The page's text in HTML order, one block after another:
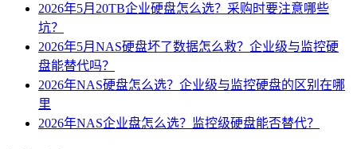
2026年5月20TB企业硬盘怎么选？采购时要注意哪些
坑？
2026年5月NAS硬盘坏了数据怎么救？企业级与监控硬
盘能替代吗？
2026年NAS硬盘怎么选？企业级与监控硬盘的区别在哪
里
2026年NAS企业盘怎么选？监控级硬盘能否替代？